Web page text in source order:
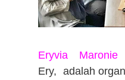
Eryvia Maronie
Ery, adalah